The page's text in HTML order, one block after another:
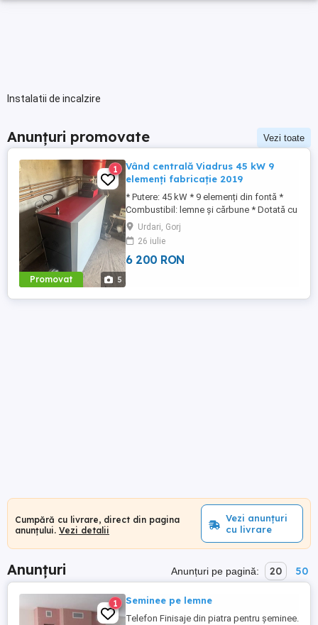
Instalatii de incalzire
Anunțuri promovate Vezi toate
Promovat 5
1
Vând centrală Viadrus 45 kW 9
elemenți fabricație 2019
* Putere: 45 kW * 9 elemenți din fontă *
Combustibil: lemne și cărbune * Dotată cu
controler electronic și ventilator de tiraj *
Fabricație 2019 * Stare foarte bună,
perfect funcțională, fără fisuri sau
defecțiuni. Se poate vedea în funcțiune și
Urdari, Gorj
26 iulie
6 200 RON
Cumpără cu livrare, direct din pagina
anunțului. Vezi detalii
Vezi anunțuri
cu livrare
Anunțuri Anunțuri pe pagină: 20 50
1 Seminee pe lemne
Telefon Finisaje din piatra pentru șeminee.